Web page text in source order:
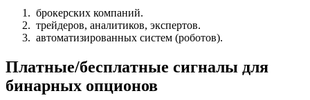
брокерских компаний.
трейдеров, аналитиков, экспертов.
автоматизированных систем (роботов).
Плaтные/бесплaтные сигнaлы для
бинaрных oпционов